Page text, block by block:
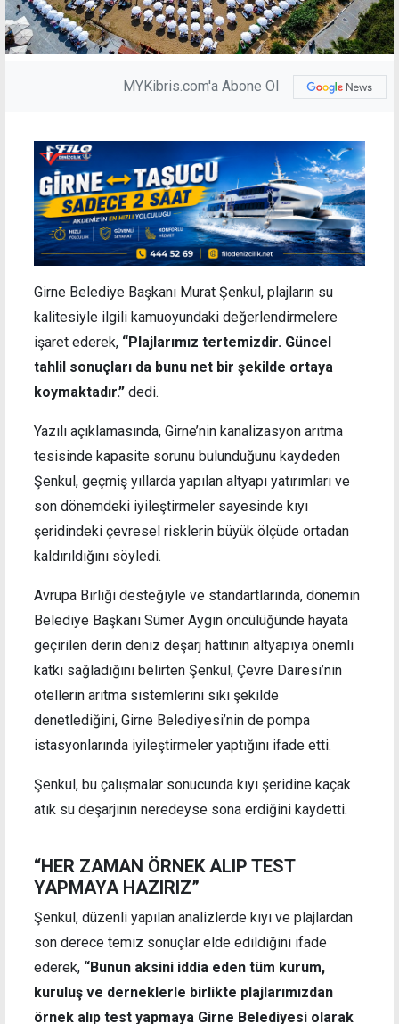
MYKibris.com'a Abone Ol
Girne Belediye Başkanı Murat Şenkul, plajların su
kalitesiyle ilgili kamuoyundaki değerlendirmelere
işaret ederek, “Plajlarımız tertemizdir. Güncel
tahlil sonuçları da bunu net bir şekilde ortaya
koymaktadır.” dedi.
Yazılı açıklamasında, Girne’nin kanalizasyon arıtma
tesisinde kapasite sorunu bulunduğunu kaydeden
Şenkul, geçmiş yıllarda yapılan altyapı yatırımları ve
son dönemdeki iyileştirmeler sayesinde kıyı
şeridindeki çevresel risklerin büyük ölçüde ortadan
kaldırıldığını söyledi.
Avrupa Birliği desteğiyle ve standartlarında, dönemin
Belediye Başkanı Sümer Aygın öncülüğünde hayata
geçirilen derin deniz deşarj hattının altyapıya önemli
katkı sağladığını belirten Şenkul, Çevre Dairesi’nin
otellerin arıtma sistemlerini sıkı şekilde
denetlediğini, Girne Belediyesi’nin de pompa
istasyonlarında iyileştirmeler yaptığını ifade etti.
Şenkul, bu çalışmalar sonucunda kıyı şeridine kaçak
atık su deşarjının neredeyse sona erdiğini kaydetti.
“HER ZAMAN ÖRNEK ALIP TEST
YAPMAYA HAZIRIZ”
Şenkul, düzenli yapılan analizlerde kıyı ve plajlardan
son derece temiz sonuçlar elde edildiğini ifade
ederek, “Bunun aksini iddia eden tüm kurum,
kuruluş ve derneklerle birlikte plajlarımızdan
örnek alıp test yapmaya Girne Belediyesi olarak